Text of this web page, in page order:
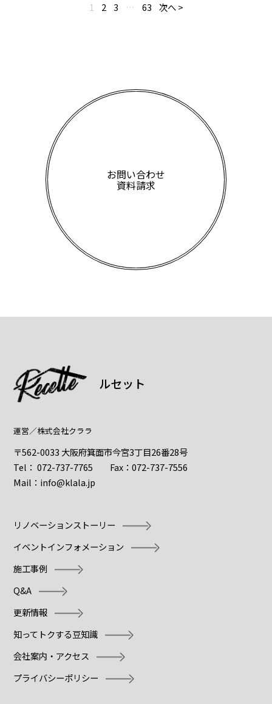
1 2 3 … 63 次へ >
お問い合わせ
資料請求
ルセット
運営／株式会社クララ
〒562-0033 大阪府箕面市今宮3丁目26番28号
Tel：072-737-7765 Fax：072-737-7556
Mail： info@klala.jp
リノベーションストーリー
イベントインフォメーション
施工事例
Q&A
更新情報
知ってトクする豆知識
会社案内・アクセス
プライバシーポリシー